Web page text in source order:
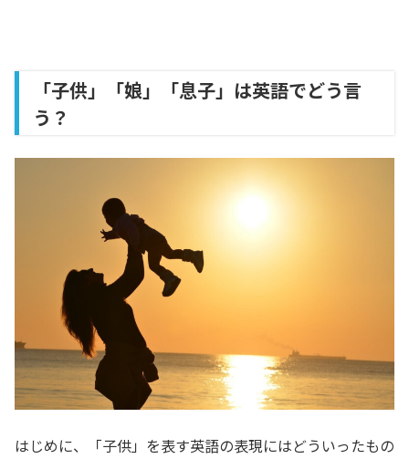
「子供」「娘」「息子」は英語でどう言
う？
はじめに、「子供」を表す英語の表現にはどういったもの